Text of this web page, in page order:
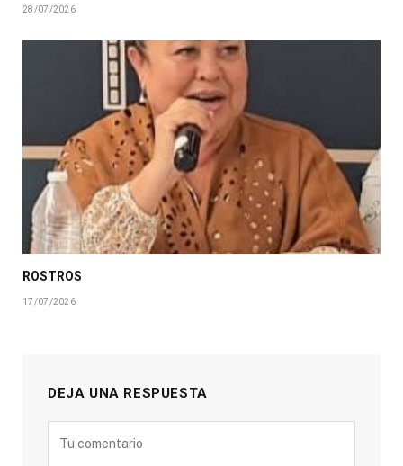
28/07/2026
ROSTROS
17/07/2026
DEJA UNA RESPUESTA